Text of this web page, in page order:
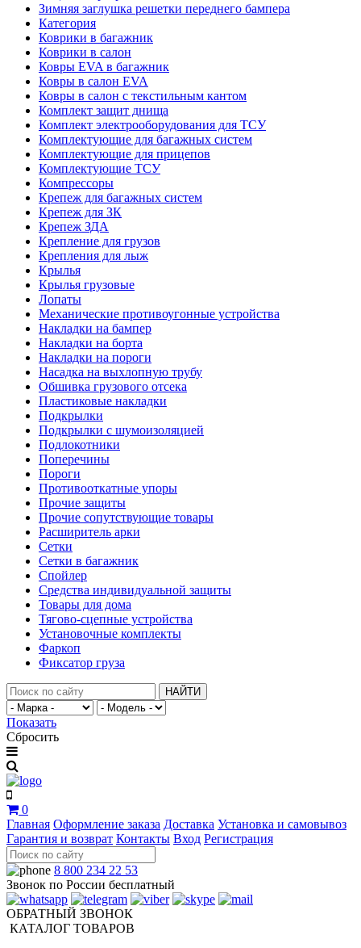
Зимняя заглушка решетки переднего бампера
Категория
Коврики в багажник
Коврики в салон
Ковры EVA в багажник
Ковры в салон EVA
Ковры в салон с текстильным кантом
Комплект защит днища
Комплект электрооборудования для ТСУ
Комплектующие для багажных систем
Комплектующие для прицепов
Комплектующие ТСУ
Компрессоры
Крепеж для багажных систем
Крепеж для ЗК
Крепеж ЗДА
Крепление для грузов
Крепления для лыж
Крылья
Крылья грузовые
Лопаты
Механические противоугонные устройства
Накладки на бампер
Накладки на борта
Накладки на пороги
Насадка на выхлопную трубу
Обшивка грузового отсека
Пластиковые накладки
Подкрылки
Подкрылки с шумоизоляцией
Подлокотники
Поперечины
Пороги
Противооткатные упоры
Прочие защиты
Прочие сопутствующие товары
Расширитель арки
Сетки
Сетки в багажник
Спойлер
Средства индивидуальной защиты
Товары для дома
Тягово-сцепные устройства
Установочные комплекты
Фаркоп
Фиксатор груза
НАЙТИ
Показать
Сбросить
0
Главная Оформление заказа Доставка Установка и самовывоз
Гарантия и возврат Контакты Вход Регистрация
8 800 234 22 53
Звонок по России бесплатный
ОБРАТНЫЙ ЗВОНОК
КАТАЛОГ ТОВАРОВ